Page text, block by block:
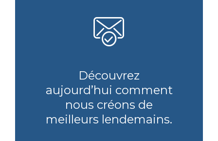
Découvrez
aujourd’hui comment
nous créons de
meilleurs lendemains.